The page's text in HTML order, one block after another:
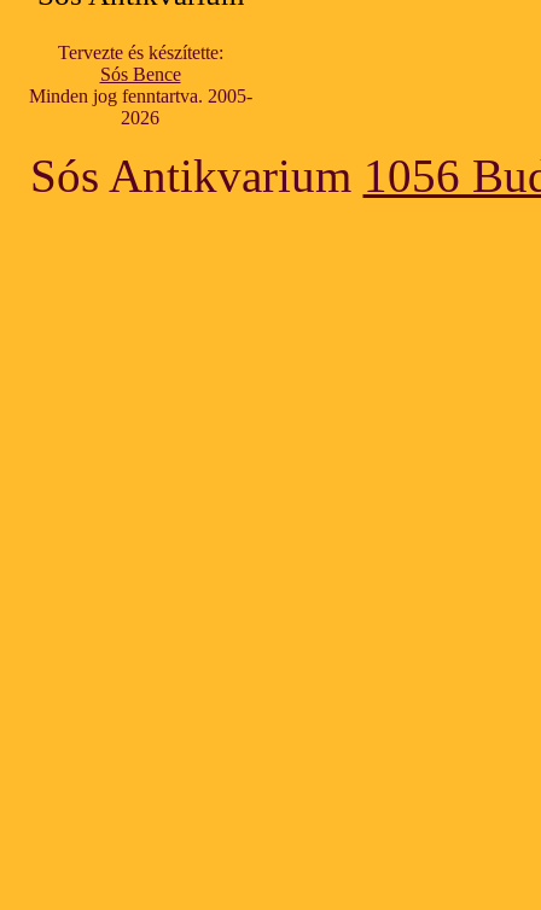
Tervezte és készítette:
Sós Bence
Minden jog fenntartva. 2005-
2026
Sós Antikvarium 1056